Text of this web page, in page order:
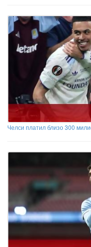
Челси платил близо 300